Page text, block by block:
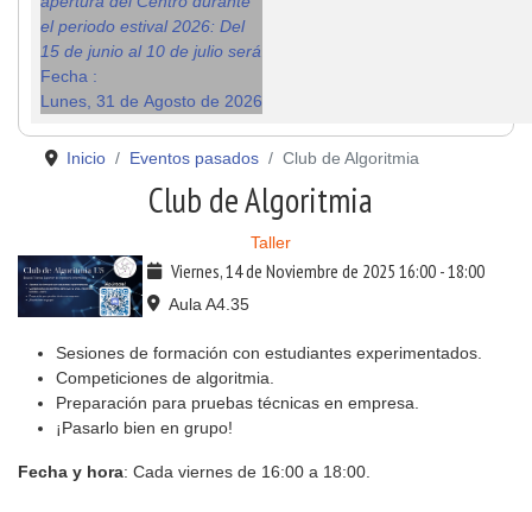
el periodo estival 2026: Del
15 de junio al 10 de julio será
Fecha :
Lunes, 31 de Agosto de 2026
Inicio Eventos pasados Club de Algoritmia
Club de Algoritmia
Taller
Viernes, 14 de Noviembre de 2025 16:00-18:00
Aula A4.35
Sesiones de formación con estudiantes experimentados.
Competiciones de algoritmia.
Preparación para pruebas técnicas en empresa.
¡Pasarlo bien en grupo!
Fecha y hora: Cada viernes de 16:00 a 18:00.